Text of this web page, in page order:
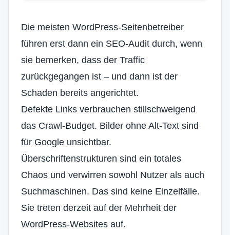
Die meisten WordPress-Seitenbetreiber
führen erst dann ein SEO-Audit durch, wenn
sie bemerken, dass der Traffic
zurückgegangen ist – und dann ist der
Schaden bereits angerichtet.
Defekte Links verbrauchen stillschweigend
das Crawl-Budget. Bilder ohne Alt-Text sind
für Google unsichtbar.
Überschriftenstrukturen sind ein totales
Chaos und verwirren sowohl Nutzer als auch
Suchmaschinen. Das sind keine Einzelfälle.
Sie treten derzeit auf der Mehrheit der
WordPress-Websites auf.